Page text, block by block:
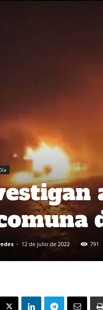
- 12 de julio de 2022 791